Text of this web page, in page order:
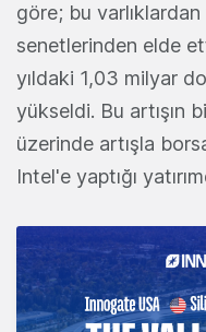
göre; bu
senetlerinden elde
yıldaki 1,03 milyar
yükseldi. Bu artışın
üzerinde artışla
Intel'e yaptığı